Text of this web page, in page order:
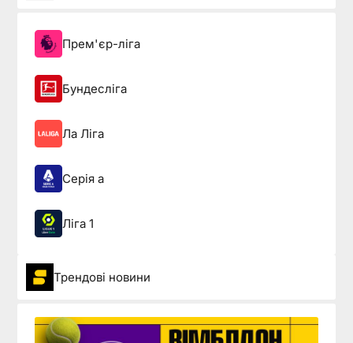
Прем'єр-ліга
Бундесліга
Ла Ліга
Серія а
Ліга 1
Трендові новини